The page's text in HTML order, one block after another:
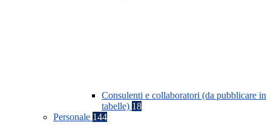
Consulenti e collaboratori (da pubblicare in
tabelle) 18
Personale 144